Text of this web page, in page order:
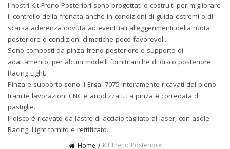
I nostri Kit Freno Posteriori sono progettati e costruiti per migliorare
il controllo della frenata anche in condizioni di guida estremi o di
scarsa aderenza dovuta ad eventuali alleggerimenti della ruota
posteriore o condizioni climatiche poco favorevoli.
Sono composti da pinza freno posteriore e supporto di
adattamento, per alcuni modelli forniti anche di disco posteriore
Racing Light.
Pinza e supporto sono il Ergal 7075 interamente ricavati dal pieno
tramite lavorazioni CNC e anodizzati. La pinza è corredata di
pastiglie.
Il disco è ricavato da lastre di acciaio tagliato al laser, con asole
Racing, Light tornito e rettificato.
Home Kit Freno Posteriore